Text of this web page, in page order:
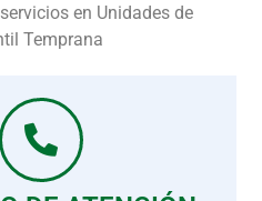
en Unidades de
Temprana